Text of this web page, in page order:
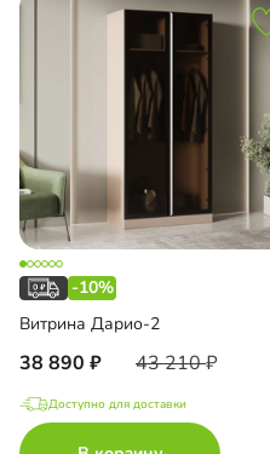
-10%
Витрина Дарио-2
38 890 43 210
Доступно для доставки